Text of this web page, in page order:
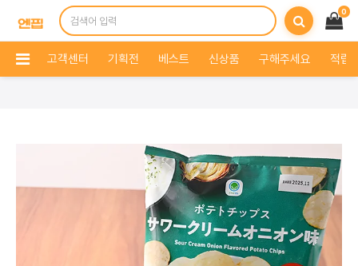
0
고객센터 기획전 베스트 신상품 구해주세요 적립